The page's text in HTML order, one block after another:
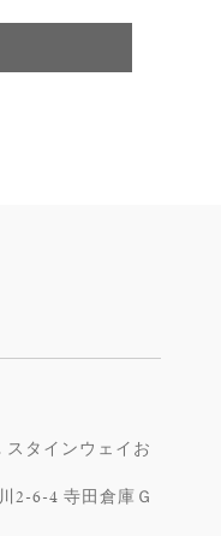
タインウェイお
2-6-4 寺田倉庫Ｇ